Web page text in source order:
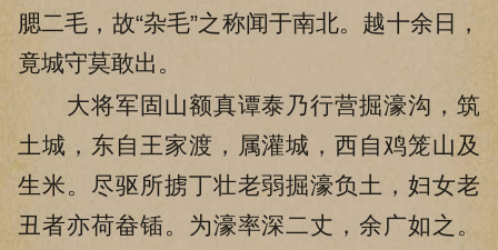
腮二毛，故“杂毛”之称闻于南北。越十余日，
竟城守莫敢出。
大将军固山额真谭泰乃行营掘濠沟，筑
土城，东自王家渡，属灌城，西自鸡笼山及
生米。尽驱所掳丁壮老弱掘濠负土，妇女老
丑者亦荷畚锸。为濠率深二丈，余广如之。